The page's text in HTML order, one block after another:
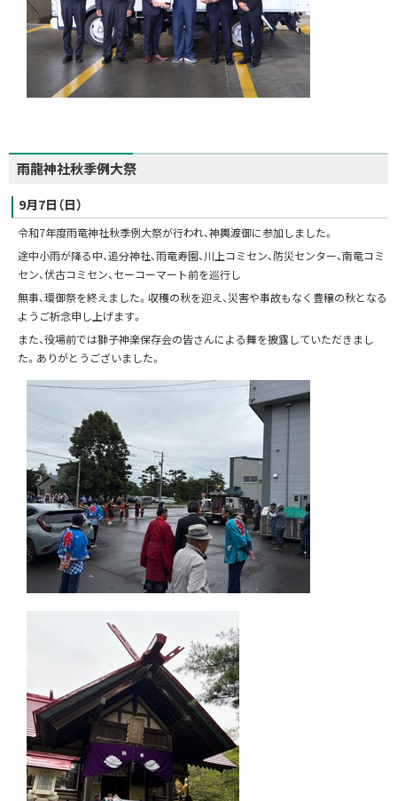
雨龍神社秋季例大祭
9月7日（日）
令和7年度雨竜神社秋季例大祭が行われ、神輿渡御に参加しました。
途中小雨が降る中、追分神社、雨竜寿園、川上コミセン、防災センター、南竜コミ
セン、伏古コミセン、セーコーマート前を巡行し
無事、環御祭を終えました。収穫の秋を迎え、災害や事故もなく豊穣の秋となる
ようご祈念申し上げます。
また、役場前では獅子神楽保存会の皆さんによる舞を披露していただきまし
た。ありがとうございました。